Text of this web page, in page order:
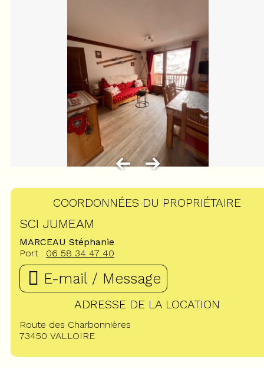
COORDONNÉES DU PROPRIÉTAIRE
SCI JUMEAM
MARCEAU Stéphanie
Port : 06 58 34 47 40
E-mail / Message
ADRESSE DE LA LOCATION
Route des Charbonnières
73450 VALLOIRE